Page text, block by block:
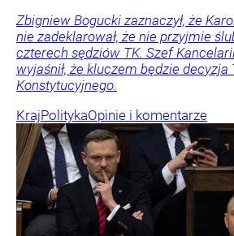
Zbigniew Bogucki zaznaczył, że
nie zadeklarował, że nie przyjmie
czterech sędziów TK. Szef
wyjaśnił, że kluczem będzie decyzja
Konstytucyjnego.
KrajPolitykaOpinie i komentarze